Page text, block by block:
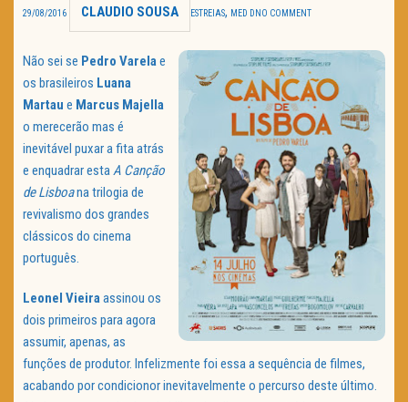
TRAILER DO DIA
Política de Privacidade
29/08/2016 CLAUDIO SOUSA ESTREIAS, MED D NO COMMENT
Não sei se Pedro Varelae
os brasileiros Luana
Martau e Marcus Majella
o merecerão mas é
inevitável puxar a fita atrás
e enquadrar estaA Canção
de Lisboana trilogia de
revivalismo dos grandes
clássicos do cinema
português.
Leonel Vieiraassinou os
dois primeiros para agora
assumir, apenas, as
funções de produtor. Infelizmente foi essa a sequência de filmes,
acabando por condicionor inevitavelmente o percurso deste último.